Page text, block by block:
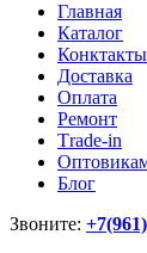
Главная
Каталог
Конктакты
Доставка
Оплата
Ремонт
Тrade-in
Блог
Звоните: